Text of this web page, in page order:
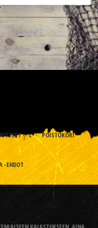
POISTOKORI
-EHDOT